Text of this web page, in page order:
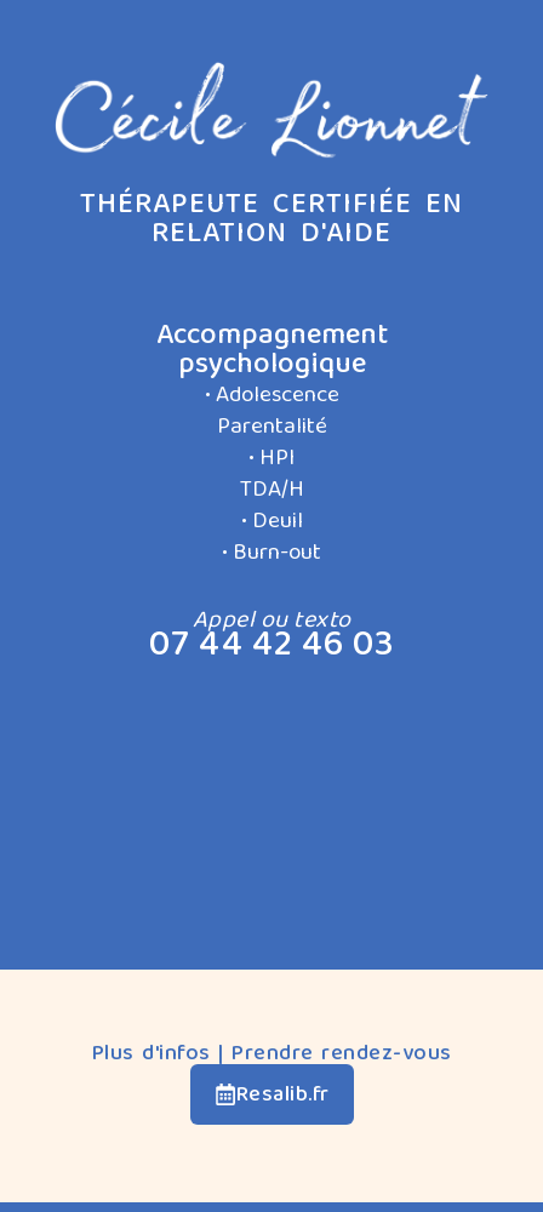
THÉRAPEUTE CERTIFIÉE EN
RELATION D'AIDE
Accompagnement
psychologique
• Adolescence
Parentalité
• HPI
TDA/H
• Deuil
• Burn-out
Appel ou texto
07 44 42 46 03
Plus d'infos | Prendre rendez-vous
Resalib.fr